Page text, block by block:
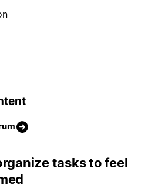
tasks to feel